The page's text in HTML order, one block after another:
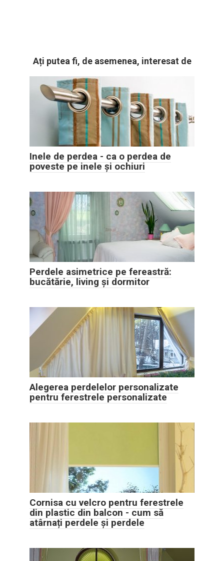
Ați putea fi, de asemenea, interesat de
Inele de perdea - ca o perdea de
poveste pe inele și ochiuri
Perdele asimetrice pe fereastră:
bucătărie, living și dormitor
Alegerea perdelelor personalizate
pentru ferestrele personalizate
Cornisa cu velcro pentru ferestrele
din plastic din balcon - cum să
atârnați perdele și perdele